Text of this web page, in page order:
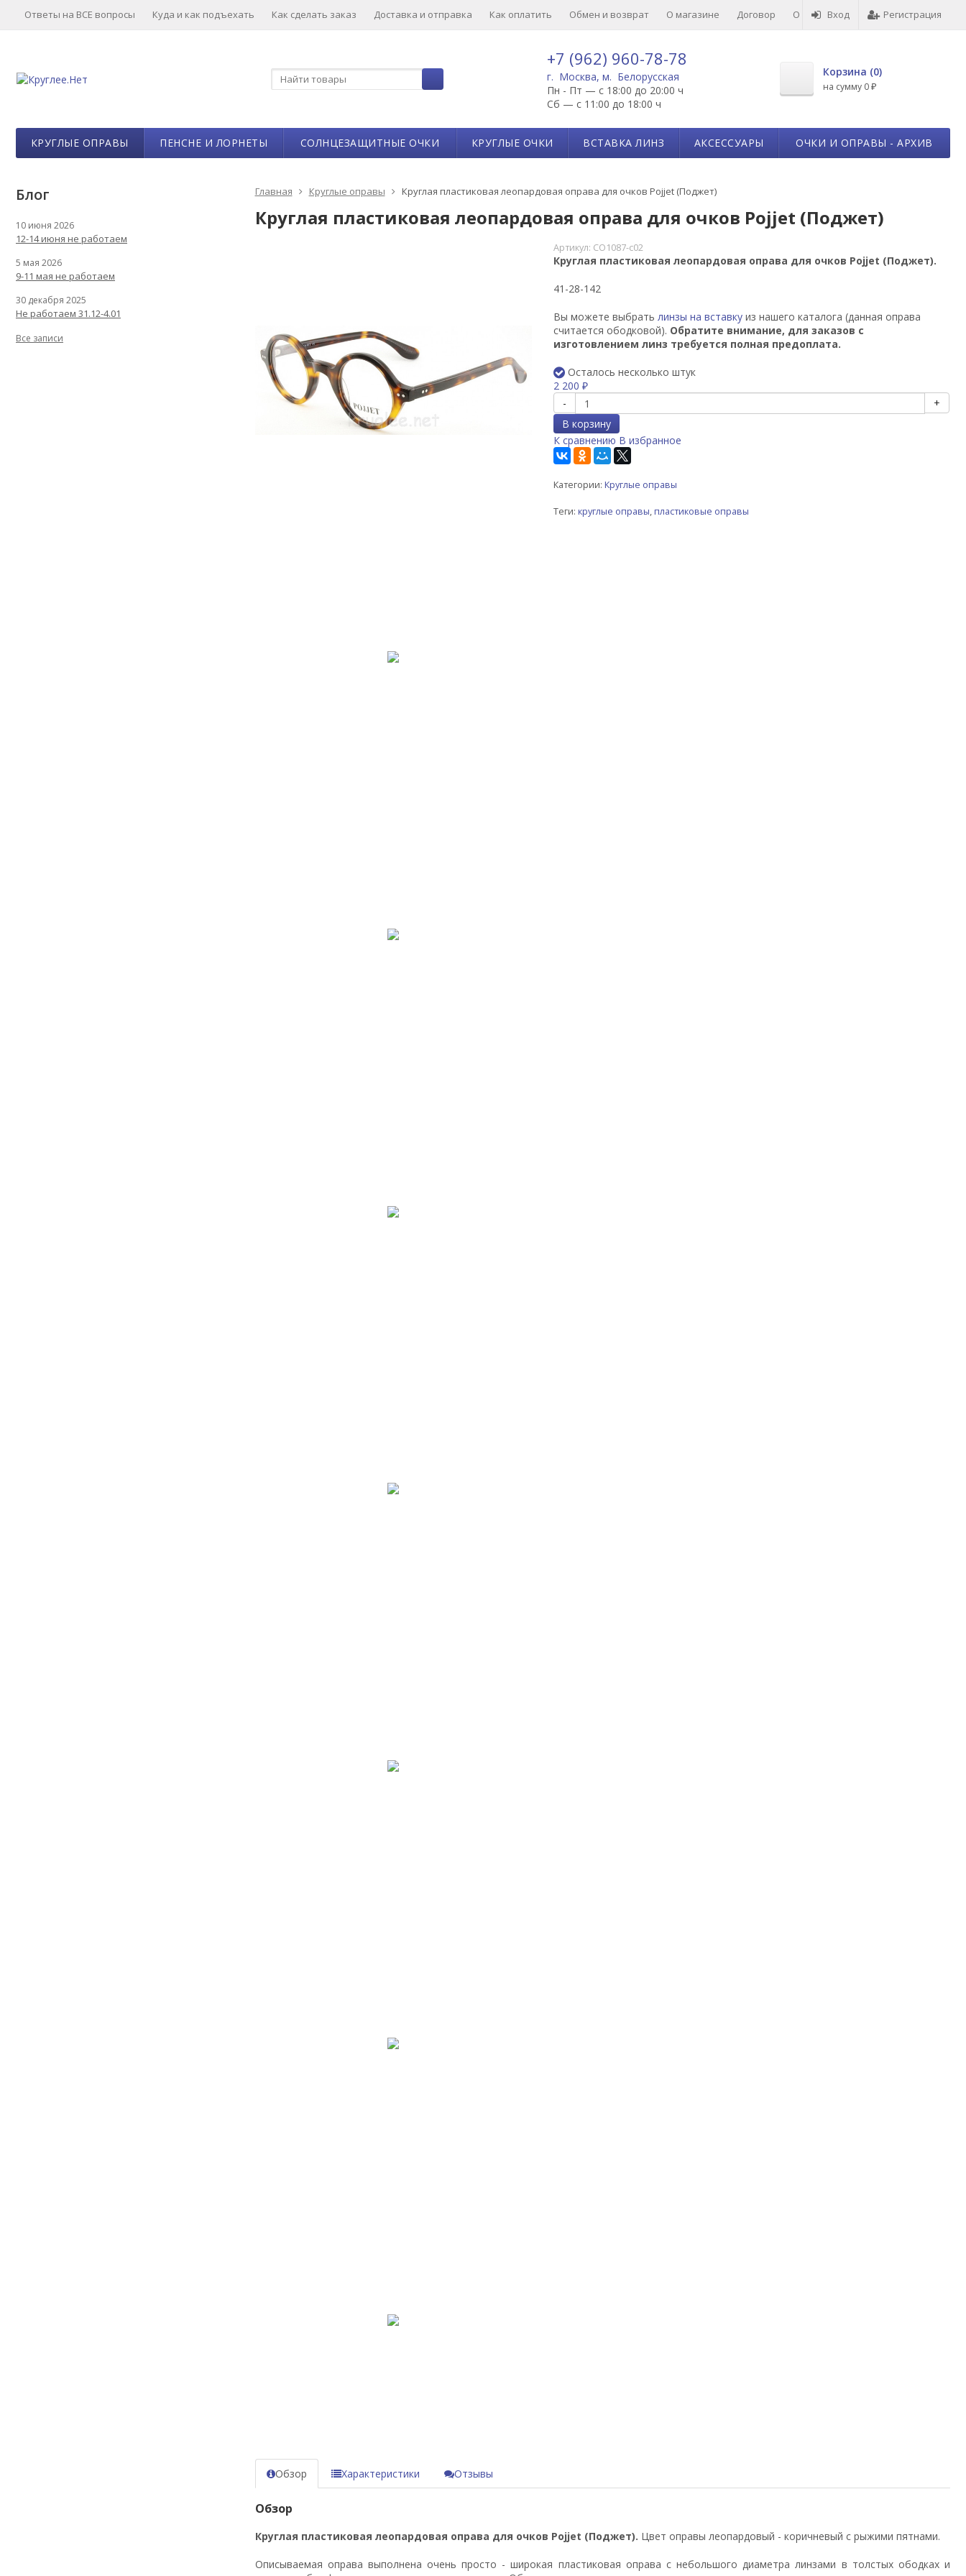
Вход Регистрация
Ответы на ВСЕ вопросы Куда и как подъехать Как сделать заказ Доставка и отправка Как оплатить Обмен и возврат О магазине Договор О товарах Отзывы
+7 (962) 960-78-78
г. Москва, м. Белорусская
Пн - Пт — с 18:00 до 20:00 ч
Сб — с 11:00 до 18:00 ч
Корзина (0)
на сумму 0 ₽
КРУГЛЫЕ ОПРАВЫ ПЕНСНЕ И ЛОРНЕТЫ СОЛНЦЕЗАЩИТНЫЕ ОЧКИ КРУГЛЫЕ ОЧКИ ВСТАВКА ЛИНЗ АКСЕССУАРЫ ОЧКИ И ОПРАВЫ - АРХИВ
Главная Круглые оправы Круглая пластиковая леопардовая оправа для очков Pojjet (Поджет)
Круглая пластиковая леопардовая оправа для очков Pojjet (Поджет)
Артикул: CO1087-c02
Круглая пластиковая леопардовая оправа для очков Pojjet (Поджет).
41-28-142
Вы можете выбратьлинзы на вставку из нашего каталога (данная оправа
считается ободковой). Обратите внимание, для заказов с
изготовлением линз требуется полная предоплата.
Осталось несколько штук
2 200₽
-
+
В корзину
К сравнению В избранное
Категории:Круглые оправы
Теги:круглые оправы,пластиковые оправы
Обзор Характеристики Отзывы
Обзор
Круглая пластиковая леопардовая оправа для очков Pojjet (Поджет). Цвет оправы леопардовый - коричневый с рыжими пятнами.
Описываемая оправа выполнена очень просто - широкая пластиковая оправа с небольшого диаметра линзами в толстых ободках и
Блог
10 июня 2026
12-14 июня не работаем
5 мая 2026
9-11 мая не работаем
30 декабря 2025
Не работаем 31.12-4.01
Все записи